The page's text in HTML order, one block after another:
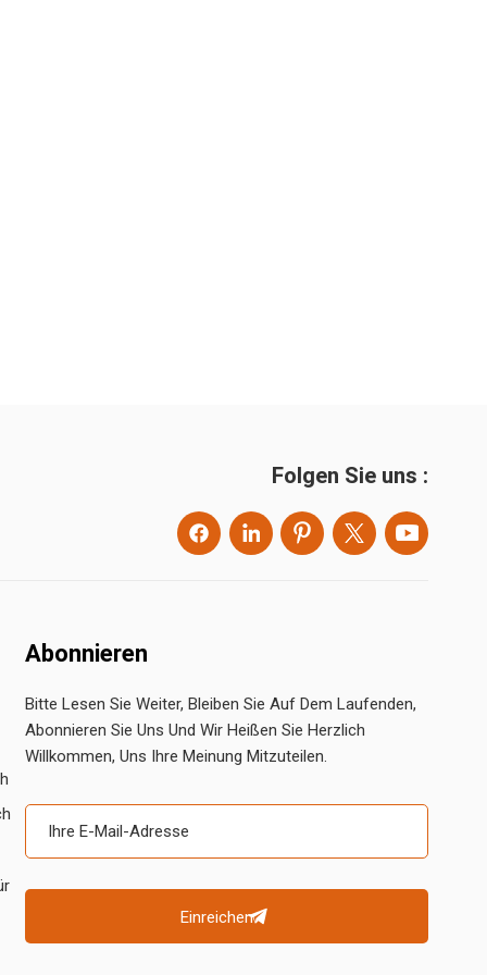
Folgen Sie uns :
Abonnieren
Bitte Lesen Sie Weiter, Bleiben Sie Auf Dem Laufenden,
Abonnieren Sie Uns Und Wir Heißen Sie Herzlich
Willkommen, Uns Ihre Meinung Mitzuteilen.
Einreichen